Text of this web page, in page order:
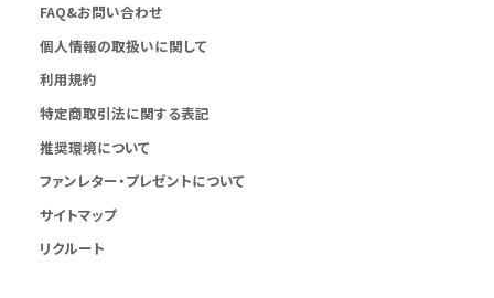
FAQ&お問い合わせ
個人情報の取扱いに関して
利用規約
特定商取引法に関する表記
推奨環境について
ファンレター・プレゼントについて
サイトマップ
リクルート